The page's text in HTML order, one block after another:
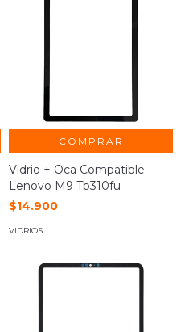
COMPRAR
Vidrio + Oca Compatible
Lenovo M9 Tb310fu
$14.900
VIDRIOS